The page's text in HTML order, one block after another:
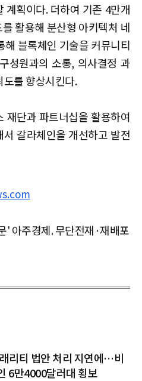
계획이다. 더하여 기존 4만개
활용해 분산형 아키텍처 네
블록체인 기술을 커뮤니티
성원과의 소통, 의사결정 과
를 향상시킨다.
재단과 파트너십을 활용하여
갈라체인을 개선하고 발전
아주경제. 무단전재·재배포
리티 법안 처리 지연에…비
6만4000달러대 횡보